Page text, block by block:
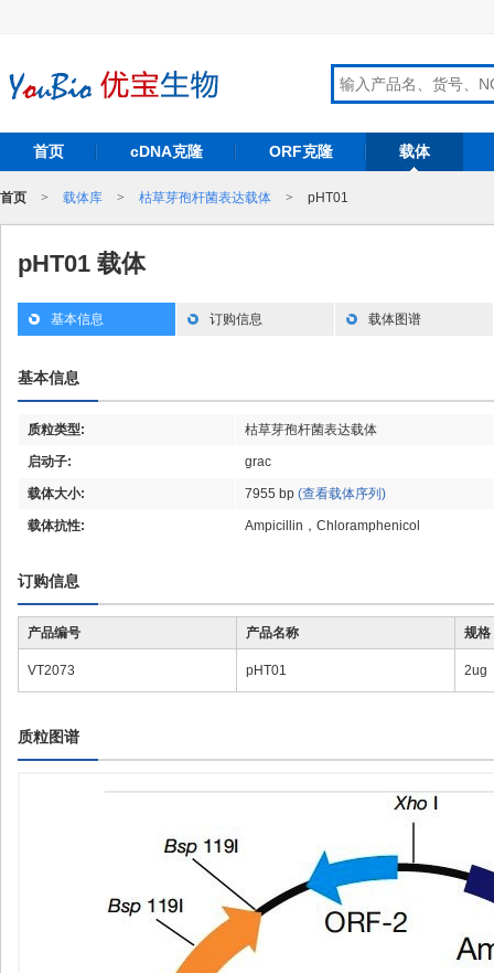
首页 cDNA克隆 ORF克隆 载体
首页 > 载体库 > 枯草芽孢杆菌表达载体 > pHT01
pHT01 载体
基本信息 订购信息 载体图谱
基本信息
质粒类型: 枯草芽孢杆菌表达载体
启动子: grac
载体大小: 7955 bp (查看载体序列)
载体抗性: Ampicillin，Chloramphenicol
订购信息
产品编号 产品名称 规格
VT2073 pHT01 2ug
质粒图谱